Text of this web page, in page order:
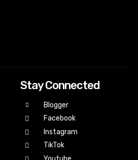
Stay Connected
Blogger
Facebook
Instagram
TikTok